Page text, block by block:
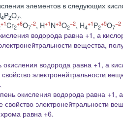
элементов в следующих
4P2O7.
+1Cr2
+6O7
-2, H+1 N+3O2
−2, H4
+1 P2
+5O7
−2
водорода равна +1, а
вещества,
окисления водорода равна +1, а
электронейтральности
окисления водорода равна +1,
электронейтральности
равна +6.